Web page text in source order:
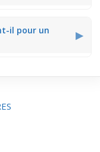
capte l’attention
décontracté ou
il pour un
▶
les accrocs, ce